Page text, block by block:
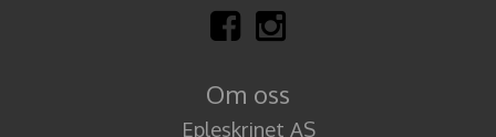
Om oss
Epleskrinet AS